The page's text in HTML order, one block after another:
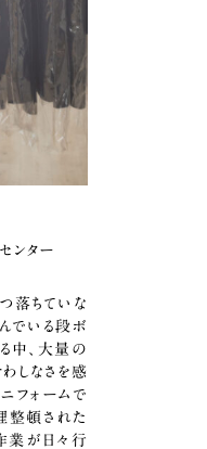
ンター
落ちていな
でいる段ボ
中、大量の
しなさを感
フォームで
整頓された
業が日々行